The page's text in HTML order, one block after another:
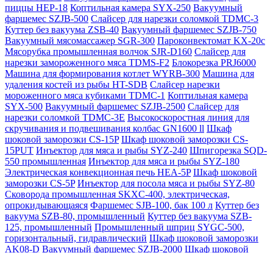
пиццы HEP-18 Коптильная камера SYX-250 Вакуумный
фаршемес SZJB-500 Слайсер для нарезки соломкой TDMC-3
Куттер без вакуума ZSB-40 Вакуумный фаршемес SZJB-750
Вакуумный мясомассажер SGR-300 Пароконвектомат KX-20c
Мясорубка промышленная волчок SJR-D160 Слайсер для
нарезки замороженного мяса TDMS-F2 Блокорезка PRJ6000
Машина для формирования котлет WYRB-300 Машина для
удаления костей из рыбы HT-SDB Слайсер нарезки
мороженного мяса кубиками TDMC-1 Коптильная камера
SYX-500 Вакуумный фаршемес SZJB-2500 Слайсер для
нарезки соломкой TDMC-3E Высокоскоростная линия для
скручивания и подвешивания колбас GN1600 ll Шкаф
шоковой заморозки CS-15P Шкаф шоковой заморозки CS-
15PUT Инъектор для мяса и рыбы SYZ-240 Шпигорезка SQD-
550 промышленная Инъектор для мяса и рыбы SYZ-180
Электрическая конвекционная печь HEA-5P Шкаф шоковой
заморозки CS-5P Инъектор для посола мяса и рыбы SYZ-80
Сковорода промышленная SKXC-400, электрическая,
опрокидывающаяся Фаршемес SJB-100, бак 100 л Куттер без
вакуума SZB-80, промышленный Куттер без вакуума SZB-
125, промышленный Промышленный шприц SYGC-500,
горизонтальный, гидравлический Шкаф шоковой заморозки
AK08-D Вакуумный фаршемес SZJB-2000 Шкаф шоковой